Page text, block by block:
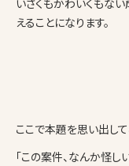
えることになります。
ここで本題を思い出して
「この案件、なんか怪